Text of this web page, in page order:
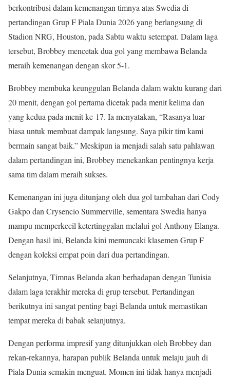
berkontribusi dalam kemenangan timnya atas Swedia di
pertandingan Grup F Piala Dunia 2026 yang berlangsung di
Stadion NRG, Houston, pada Sabtu waktu setempat. Dalam laga
tersebut, Brobbey mencetak dua gol yang membawa Belanda
meraih kemenangan dengan skor 5-1.
Brobbey membuka keunggulan Belanda dalam waktu kurang dari
20 menit, dengan gol pertama dicetak pada menit kelima dan
yang kedua pada menit ke-17. Ia menyatakan, “Rasanya luar
biasa untuk membuat dampak langsung. Saya pikir tim kami
bermain sangat baik.” Meskipun ia menjadi salah satu pahlawan
dalam pertandingan ini, Brobbey menekankan pentingnya kerja
sama tim dalam meraih sukses.
Kemenangan ini juga ditunjang oleh dua gol tambahan dari Cody
Gakpo dan Crysencio Summerville, sementara Swedia hanya
mampu memperkecil ketertinggalan melalui gol Anthony Elanga.
Dengan hasil ini, Belanda kini memuncaki klasemen Grup F
dengan koleksi empat poin dari dua pertandingan.
Selanjutnya, Timnas Belanda akan berhadapan dengan Tunisia
dalam laga terakhir mereka di grup tersebut. Pertandingan
berikutnya ini sangat penting bagi Belanda untuk memastikan
tempat mereka di babak selanjutnya.
Dengan performa impresif yang ditunjukkan oleh Brobbey dan
rekan-rekannya, harapan publik Belanda untuk melaju jauh di
Piala Dunia semakin menguat. Momen ini tidak hanya menjadi